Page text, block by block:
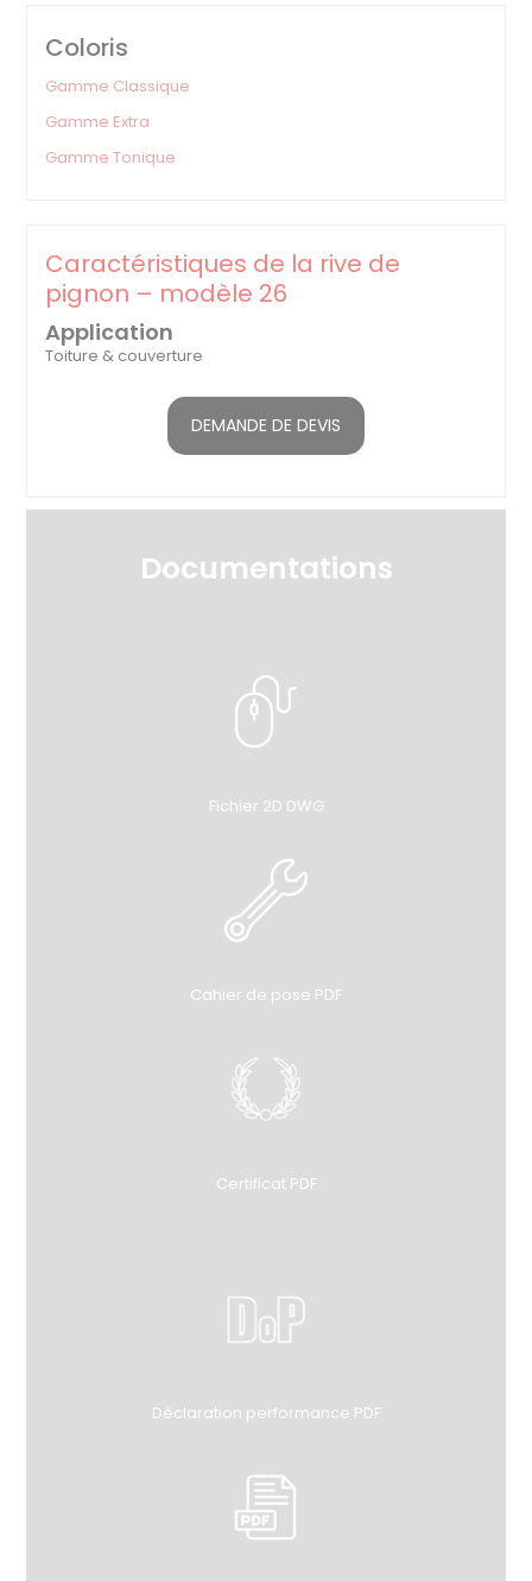
Coloris
Gamme Classique
Gamme Extra
Gamme Tonique
Caractéristiques de la rive de
pignon – modèle 26
Application
Toiture & couverture
DEMANDE DE DEVIS
Documentations
Fichier 2D DWG
Cahier de pose PDF
Certificat PDF
Déclaration performance PDF